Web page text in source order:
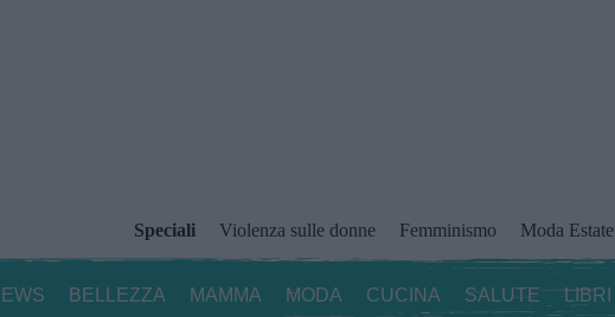
Speciali Violenza sulle donne Femminismo Moda Estate
BELLEZZA MAMMA MODA CUCINA SALUTE LIBRI